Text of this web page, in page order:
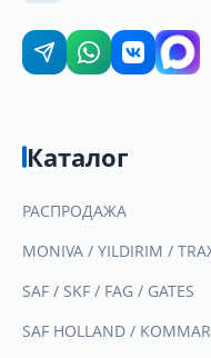
Каталог
РАСПРОДАЖА
MONIVA / YILDIRIM /
SAF / SKF / FAG / GATES
SAF HOLLAND / KOMMAR